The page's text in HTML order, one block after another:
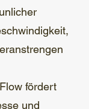
fördert
und